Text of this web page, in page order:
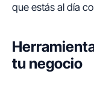
que estás al día
tu negocio